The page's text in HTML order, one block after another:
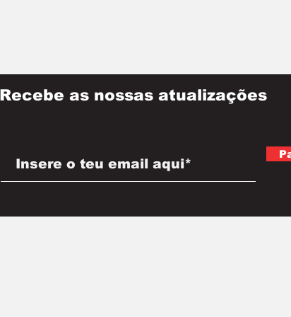
Recebe as nossas atualizações